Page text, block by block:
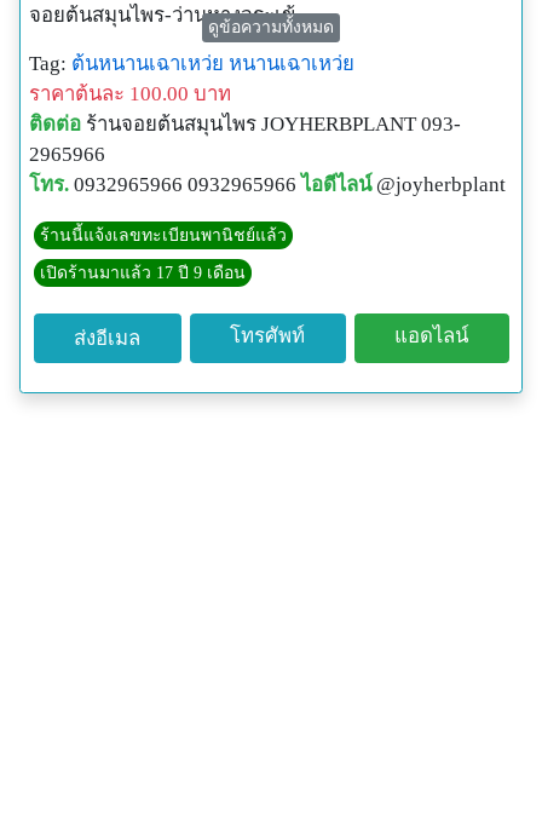
จอยต้นสมุนไพร-ว่านหางจระเข้
Line : Joy-Aloe-Vera
FacebookPage: ขายต้นสมุนไพร , Indy Aloe Vera
www.JoyHerbPlant.com/
ไม้ต้นนี้ มีถิ่นกำเนิดจากประเทศจีน ถูกนำเข้ามาปลูกและ
ขยายพันธุ์ในประเทศไทยนานหลายปีแล้ว นิยมปลูก
เฉพาะตามสวนสมุนไพรจีนและสวนสมุนไพรไทยเพื่อใช้
ดูข้อความทั้งหมด
Tag: ต้นหนานเฉาเหว่ย หนานเฉาเหว่ย
ราคาต้นละ 100.00 บาท
ติดต่อ ร้านจอยต้นสมุนไพร JOYHERBPLANT 093-
2965966
โทร. 0932965966 0932965966 ไอดีไลน์ @joyherbplant
ร้านนี้แจ้งเลขทะเบียนพานิชย์แล้ว
เปิดร้านมาแล้ว 17 ปี 9 เดือน
ส่งอีเมล โทรศัพท์ แอดไลน์